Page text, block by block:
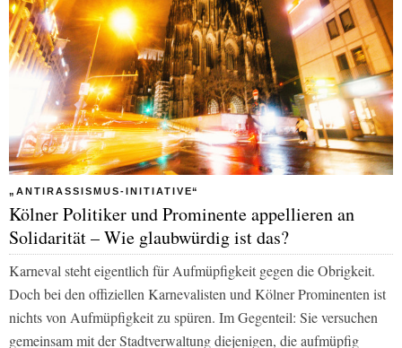
„ANTIRASSISMUS-INITIATIVE“
Kölner Politiker und Prominente appellieren an
Solidarität – Wie glaubwürdig ist das?
Karneval steht eigentlich für Aufmüpfigkeit gegen die Obrigkeit.
Doch bei den offiziellen Karnevalisten und Kölner Prominenten ist
nichts von Aufmüpfigkeit zu spüren. Im Gegenteil: Sie versuchen
gemeinsam mit der Stadtverwaltung diejenigen, die aufmüpfig